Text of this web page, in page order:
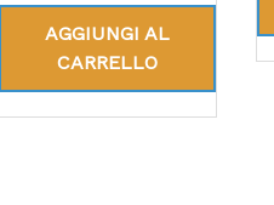
su 5
AGGIUNGI AL
CARRELLO